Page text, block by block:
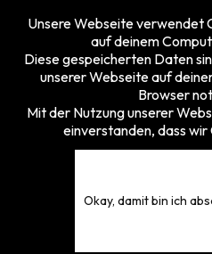
Mehr …
Besucherzähler
Heute
20
Diesen Monat
168
Unsere Webseite verwendet
auf deinem
Diese gespeicherten Daten
unserer Webseite auf
Browser
Mit der Nutzung unserer
einverstanden, dass
Okay, damit bin ich